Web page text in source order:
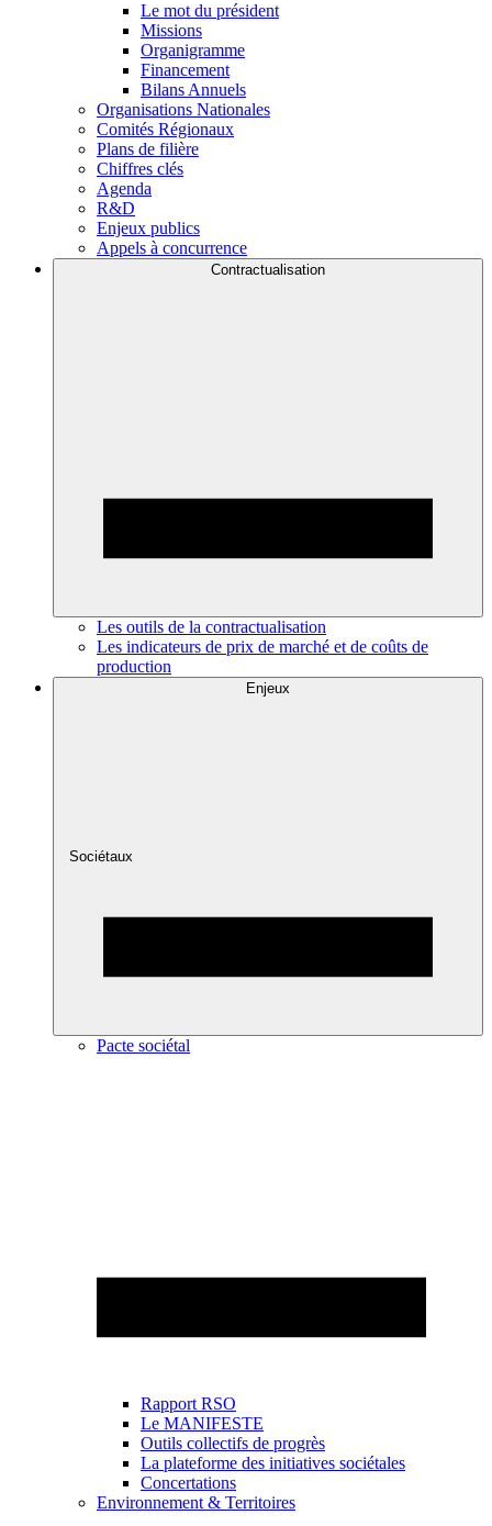
Le mot du président
Missions
Organigramme
Financement
Bilans Annuels
Organisations Nationales
Comités Régionaux
Plans de filière
Chiffres clés
Agenda
R&D
Enjeux publics
Appels à concurrence
Contractualisation
Les outils de la contractualisation
Les indicateurs de prix de marché et de coûts de
production
Enjeux
Sociétaux
Pacte sociétal
Rapport RSO
Le MANIFESTE
Outils collectifs de progrès
La plateforme des initiatives sociétales
Concertations
Environnement & Territoires